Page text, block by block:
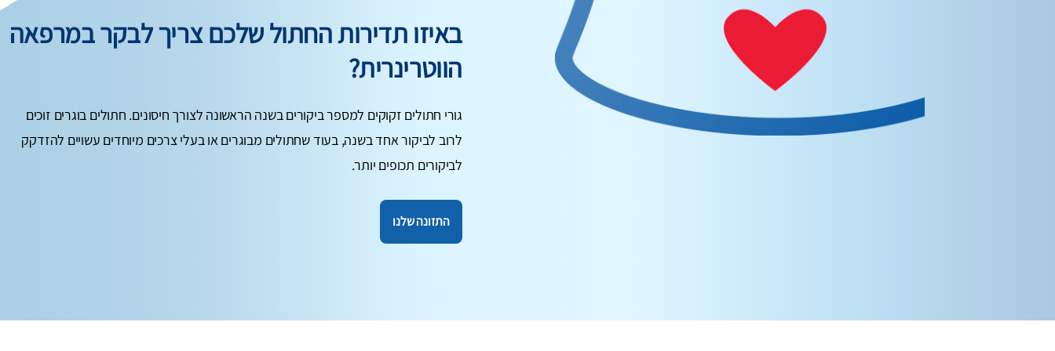
באיזו תדירות החתול שלכם צריך לבקר במרפאה
הווטרינרית?
גורי חתולים זקוקים למספר ביקורים בשנה הראשונה לצורך חיסונים. חתולים בוגרים זוכים
לרוב לביקור אחד בשנה, בעוד שחתולים מבוגרים או בעלי צרכים מיוחדים עשויים להזדקק
לביקורים תכופים יותר.
התזונה שלנו